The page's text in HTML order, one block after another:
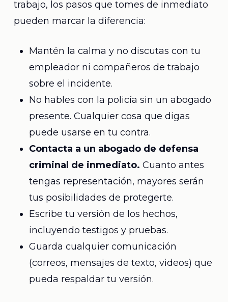
trabajo, los pasos que tomes de inmediato
pueden marcar la diferencia:
Mantén la calma y no discutas con tu
empleador ni compañeros de trabajo
sobre el incidente.
No hables con la policía sin un abogado
presente. Cualquier cosa que digas
puede usarse en tu contra.
Contacta a un abogado de defensa
criminal de inmediato. Cuanto antes
tengas representación, mayores serán
tus posibilidades de protegerte.
Escribe tu versión de los hechos,
incluyendo testigos y pruebas.
Guarda cualquier comunicación
(correos, mensajes de texto, videos) que
pueda respaldar tu versión.